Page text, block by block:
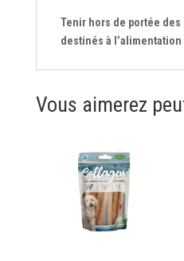
Tenir hors de portée des
destinés à
Vous aimerez